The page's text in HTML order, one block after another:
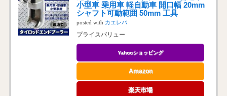
小型車 乗用車 軽自動車 開口幅 20mm
シャフト可動範囲 50mm 工具
posted with カエレバ
プライスバリュー
Yahooショッピング
Amazon
楽天市場